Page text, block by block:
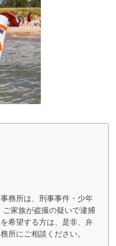
務所は、刑事事件・少年
家族が盗撮の疑いで逮捕
希望する方は、是非、弁
所にご相談ください。